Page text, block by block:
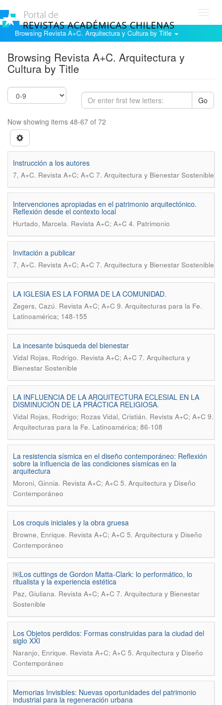
Browsing Revista A+C. Arquitectura y Cultura by Title
Browsing Revista A+C. Arquitectura y
Cultura by Title
Go
Now showing items 48-67 of 72
Instrucción a los autores
7, A+C. Revista A+C; A+C 7. Arquitectura y Bienestar Sostenible
Intervenciones apropiadas en el patrimonio arquitectónico.
Reflexión desde el contexto local
Hurtado, Marcela. Revista A+C; A+C 4. Patrimonio
Invitación a publicar
7, A+C. Revista A+C; A+C 7. Arquitectura y Bienestar Sostenible
LA IGLESIA ES LA FORMA DE LA COMUNIDAD.
Zegers, Cazú. Revista A+C; A+C 9. Arquitecturas para la Fe.
Latinoamérica; 148-155
La incesante búsqueda del bienestar
Vidal Rojas, Rodrigo. Revista A+C; A+C 7. Arquitectura y
Bienestar Sostenible
LA INFLUENCIA DE LA ARQUITECTURA ECLESIAL EN LA
DISMINUCIÓN DE LA PRÁCTICA RELIGIOSA.
Vidal Rojas, Rodrigo; Rozas Vidal, Cristián. Revista A+C; A+C 9.
Arquitecturas para la Fe. Latinoamérica; 86-108
La resistencia sísmica en el diseño contemporáneo: Reflexión
sobre la influencia de las condiciones sísmicas en la
arquitectura
Moroni, Ginnia. Revista A+C; A+C 5. Arquitectura y Diseño
Contemporáneo
Los croquis iniciales y la obra gruesa
Browne, Enrique. Revista A+C; A+C 5. Arquitectura y Diseño
Contemporáneo
￼Los cuttings de Gordon Matta-Clark: lo performático, lo
ritualista y la experiencia estética
Paz, Giuliana. Revista A+C; A+C 7. Arquitectura y Bienestar
Sostenible
Los Objetos perdidos: Formas construidas para la ciudad del
siglo XXI
Naranjo, Enrique. Revista A+C; A+C 5. Arquitectura y Diseño
Contemporáneo
Memorias Invisibles: Nuevas oportunidades del patrimonio
industrial para la regeneración urbana